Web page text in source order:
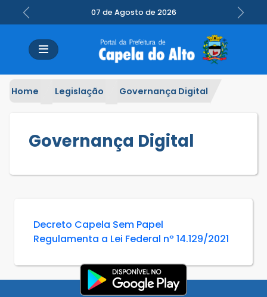
07 de Agosto de 2026
Previous Next
Home Legislação Governança Digital
Governança Digital
Decreto Capela Sem Papel
Regulamenta a Lei Federal nº 14.129/2021